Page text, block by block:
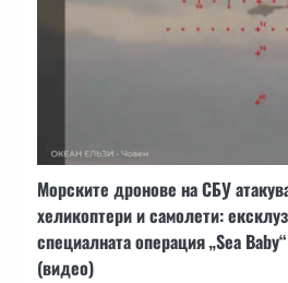
Морските дронове на СБУ
хеликоптери и самолети:
специалната операция „Sea
(видео)